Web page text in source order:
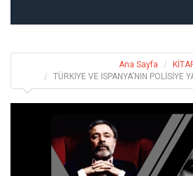
Ana Sayfa
TÜRKİYE VE İSPANYA'NIN POLİSİYE